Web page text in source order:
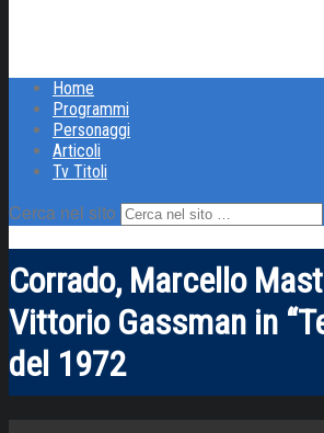
Home
Programmi
Personaggi
Articoli
Tv Titoli
Cerca nel sito
Corrado, Marcello
Vittorio Gassman in
del 1972